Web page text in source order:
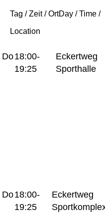
Tag / Zeit / OrtDay / Time /
Location
Do18:00-
19:25
Eckertweg
Sporthalle
Do18:00-
19:25
Eckertweg